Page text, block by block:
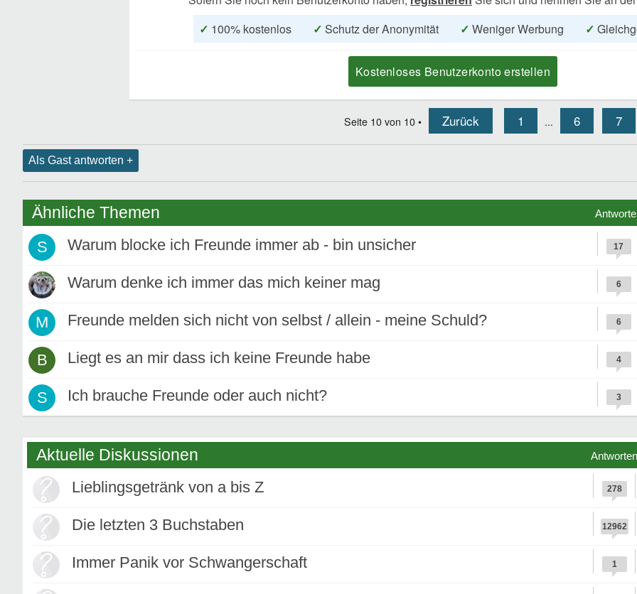
✓ 100% kostenlos ✓ Schutz der Anonymität ✓ Weniger Werbung ✓
Kostenloses Benutzerkonto erstellen
Seite 10 von 10 • Zurück 1 ... 6 7
Als Gast antworten +
Ähnliche Themen
S Warum blocke ich Freunde immer ab - bin unsicher 17
Warum denke ich immer das mich keiner mag 6
M Freunde melden sich nicht von selbst / allein - meine Schuld? 6
B Liegt es an mir dass ich keine Freunde habe 4
S Ich brauche Freunde oder auch nicht? 3
Aktuelle Diskussionen Antworten
Lieblingsgetränk von a bis Z 278
Die letzten 3 Buchstaben 12962
Immer Panik vor Schwangerschaft 1